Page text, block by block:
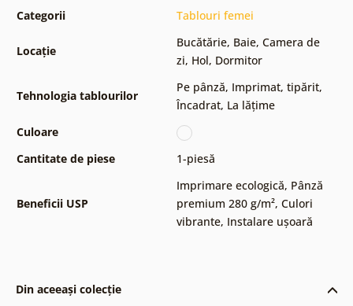
Categorii Tablouri femei
Locație
Bucătărie, Baie, Camera de
zi, Hol, Dormitor
Tehnologia tablourilor
Pe pânză, Imprimat, tipărit,
Încadrat, La lățime
Culoare
Cantitate de piese
1-piesă
Beneficii USP
Imprimare ecologică, Pânză
premium 280 g/m², Culori
vibrante, Instalare ușoară
Din aceeași colecție